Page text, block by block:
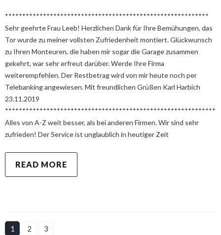
***********************************************************
Sehr geehrte Frau Leeb! Herzlichen Dank für Ihre Bemühungen, das
Tor wurde zu meiner vollsten Zufriedenheit montiert. Glückwunsch
zu Ihren Monteuren, die haben mir sogar die Garage zusammen
gekehrt, war sehr erfreut darüber. Werde Ihre Firma
weiterempfehlen. Der Restbetrag wird von mir heute noch per
Telebanking angewiesen. Mit freundlichen Grüßen Karl Harbich
23.11.2019
*************************************************************
Alles von A-Z weit besser, als bei anderen Firmen. Wir sind sehr
zufrieden! Der Service ist unglaublich in heutiger Zeit
READ MORE
1 2 3